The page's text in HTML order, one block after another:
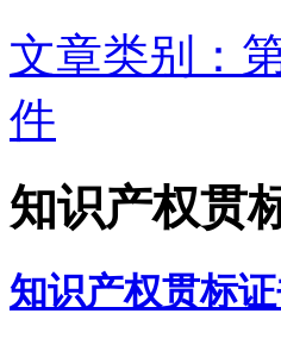
文章类别：
件
知识产权贯
知识产权贯标